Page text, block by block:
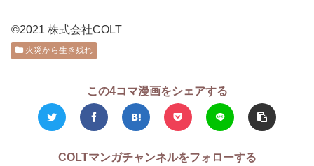
©2021 株式会社COLT
火災から生き残れ
この4コマ漫画をシェアする
COLTマンガチャンネルをフォローする